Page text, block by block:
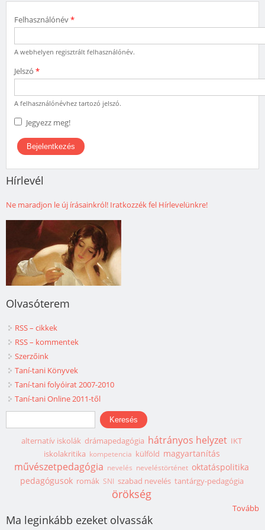
Felhasználónév*
A webhelyen regisztrált felhasználónév.
Jelszó *
A felhasználónévhez tartozó jelszó.
Jegyezz meg!
Hírlevél
Ne maradjon le új írásainkról! Iratkozzék fel Hírlevelünkre!
Olvasóterem
RSS – cikkek
RSS – kommentek
Szerzőink
Taní-tani Könyvek
Taní-tani folyóirat 2007-2010
Taní-tani Online 2011-től
Keresés űrlap
Keresés
alternatív iskolák drámapedagógia hátrányos helyzet IKT
iskolakritika kompetencia külföld magyartanítás
művészetpedagógia nevelés neveléstörténet oktatáspolitika
pedagógusok romák SNI szabad nevelés tantárgy-pedagógia
örökség
Tovább
Ma leginkább ezeket olvassák